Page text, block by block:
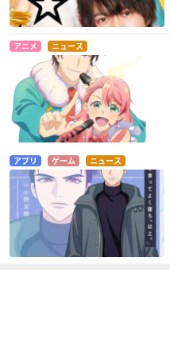
アニメ ニュース
アプリ ゲーム ニュース